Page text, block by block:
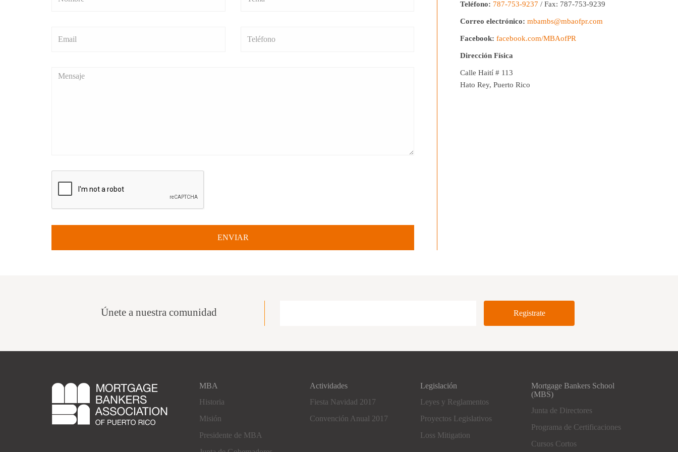
Teléfono: 787-753-9237 / Fax: 787-753-9239
Correo electrónico: mbambs@mbaofpr.com
Facebook: facebook.com/MBAofPR
Dirección Física
Calle Haití # 113
Hato Rey, Puerto Rico
Únete a nuestra comunidad
MBA
Historia
Misión
Presidente de MBA
Actividades
Fiesta Navidad 2017
Convención Anual 2017
Legislación
Leyes y Reglamentos
Proyectos Legislativos
Loss Mitigation
Mortgage Bankers School
(MBS)
Junta de Directores
Programa de Certificaciones
Cursos Cortos